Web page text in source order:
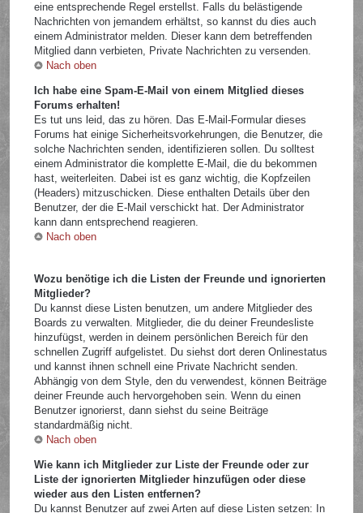
eine entsprechende Regel erstellst. Falls du belästigende
Nachrichten von jemandem erhältst, so kannst du dies auch
einem Administrator melden. Dieser kann dem betreffenden
Mitglied dann verbieten, Private Nachrichten zu versenden.
Nach oben
Ich habe eine Spam-E-Mail von einem Mitglied dieses
Forums erhalten!
Es tut uns leid, das zu hören. Das E-Mail-Formular dieses
Forums hat einige Sicherheitsvorkehrungen, die Benutzer, die
solche Nachrichten senden, identifizieren sollen. Du solltest
einem Administrator die komplette E-Mail, die du bekommen
hast, weiterleiten. Dabei ist es ganz wichtig, die Kopfzeilen
(Headers) mitzuschicken. Diese enthalten Details über den
Benutzer, der die E-Mail verschickt hat. Der Administrator
kann dann entsprechend reagieren.
Nach oben
Wozu benötige ich die Listen der Freunde und ignorierten
Mitglieder?
Du kannst diese Listen benutzen, um andere Mitglieder des
Boards zu verwalten. Mitglieder, die du deiner Freundesliste
hinzufügst, werden in deinem persönlichen Bereich für den
schnellen Zugriff aufgelistet. Du siehst dort deren Onlinestatus
und kannst ihnen schnell eine Private Nachricht senden.
Abhängig von dem Style, den du verwendest, können Beiträge
deiner Freunde auch hervorgehoben sein. Wenn du einen
Benutzer ignorierst, dann siehst du seine Beiträge
standardmäßig nicht.
Nach oben
Wie kann ich Mitglieder zur Liste der Freunde oder zur
Liste der ignorierten Mitglieder hinzufügen oder diese
wieder aus den Listen entfernen?
Du kannst Benutzer auf zwei Arten auf diese Listen setzen: In